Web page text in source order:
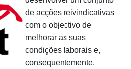
de acções reivindicativas
com o objectivo de
melhorar as suas
condições laborais e,
consequentemente,